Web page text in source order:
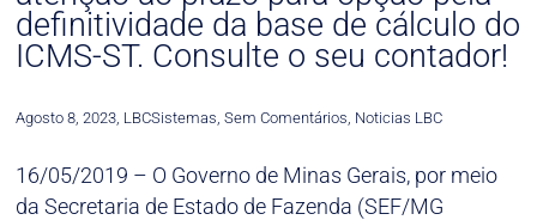
definitividade da base de cálculo do
ICMS-ST. Consulte o seu contador!
Agosto 8, 2023, LBCSistemas, Sem Comentários, Noticias LBC
16/05/2019 – O Governo de Minas Gerais, por meio
da Secretaria de Estado de Fazenda (SEF/MG